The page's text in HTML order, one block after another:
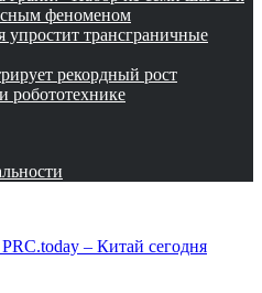
феноменом
трансграничные
рекордный рост
робототехнике